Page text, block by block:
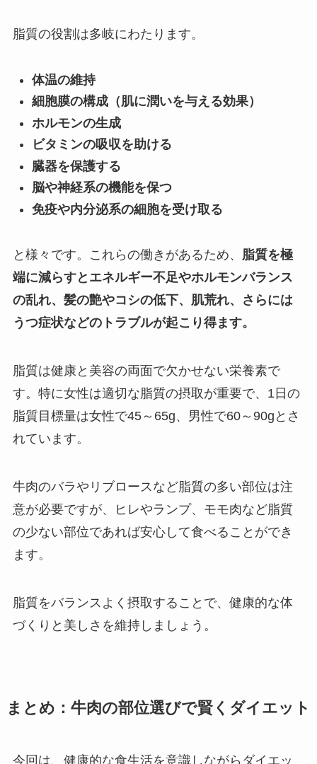
脂質の役割は多岐にわたります。
体温の維持
細胞膜の構成（肌に潤いを与える効果）
ホルモンの生成
ビタミンの吸収を助ける
臓器を保護する
脳や神経系の機能を保つ
免疫や内分泌系の細胞を受け取る
と様々です。これらの働きがあるため、 脂質を極
端に減らすとエネルギー不足やホルモンバランス
の乱れ、髪の艶やコシの低下、肌荒れ、さらには
うつ症状などのトラブルが起こり得ます。
脂質は健康と美容の両面で欠かせない栄養素で
す。特に女性は適切な脂質の摂取が重要で、1日の
脂質目標量は女性で45～65g、男性で60～90gとさ
れています。
牛肉のバラやリブロースなど脂質の多い部位は注
意が必要ですが、ヒレやランプ、モモ肉など脂質
の少ない部位であれば安心して食べることができ
ます。
脂質をバランスよく摂取することで、健康的な体
づくりと美しさを維持しましょう。
まとめ：牛肉の部位選びで賢くダイエット
今回は、健康的な食生活を意識しながらダイエッ